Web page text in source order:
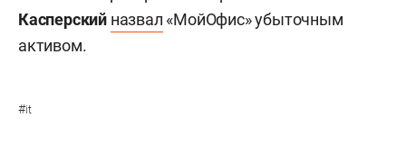
Касперский назвал «МойОфис» убыточным
активом.
#it